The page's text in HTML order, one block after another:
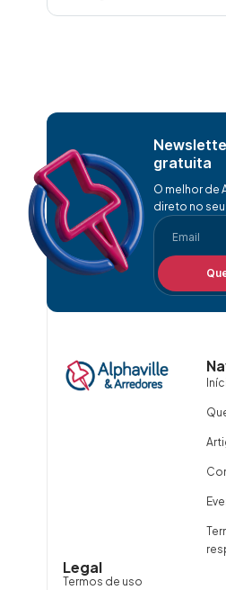
gratuita
O melhor de
direto no
Legal
Termos de uso